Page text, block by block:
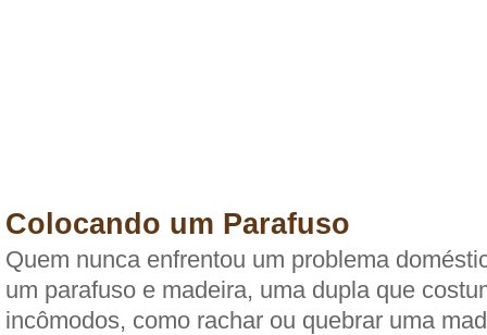
Colocando um Parafuso
Quem nunca enfrentou um problema
um parafuso e madeira, uma dupla que
incômodos, como rachar ou quebrar uma